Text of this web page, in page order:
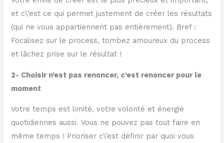
et c\’est ce qui permet justement de créer les résultats
(qui ne vous appartiennent pas entièrement). Bref :
Focalisez sur le process, tombez amoureux du process
et lâchez prise sur le résultat !
2- Choisir n’est pas renoncer, c’est renoncer pour le
moment
Votre temps est limité, votre volonté et énergie
quotidiennes aussi. Vous ne pouvez pas tout faire en
même temps ! Prioriser c\’est définir par quoi vous